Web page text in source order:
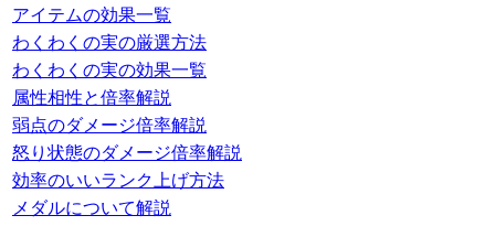
アイテムの効果一覧
わくわくの実の厳選方法
わくわくの実の効果一覧
属性相性と倍率解説
弱点のダメージ倍率解説
怒り状態のダメージ倍率解説
効率のいいランク上げ方法
メダルについて解説